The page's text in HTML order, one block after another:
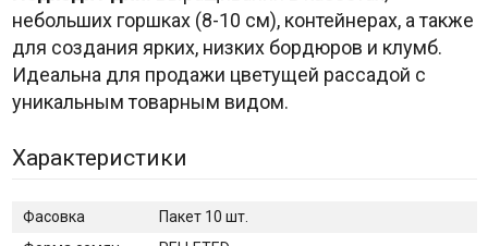
небольших горшках (8-10 см), контейнерах, а также
для создания ярких, низких бордюров и клумб.
Идеальна для продажи цветущей рассадой с
уникальным товарным видом.
Характеристики
Фасовка
Пакет 10 шт.